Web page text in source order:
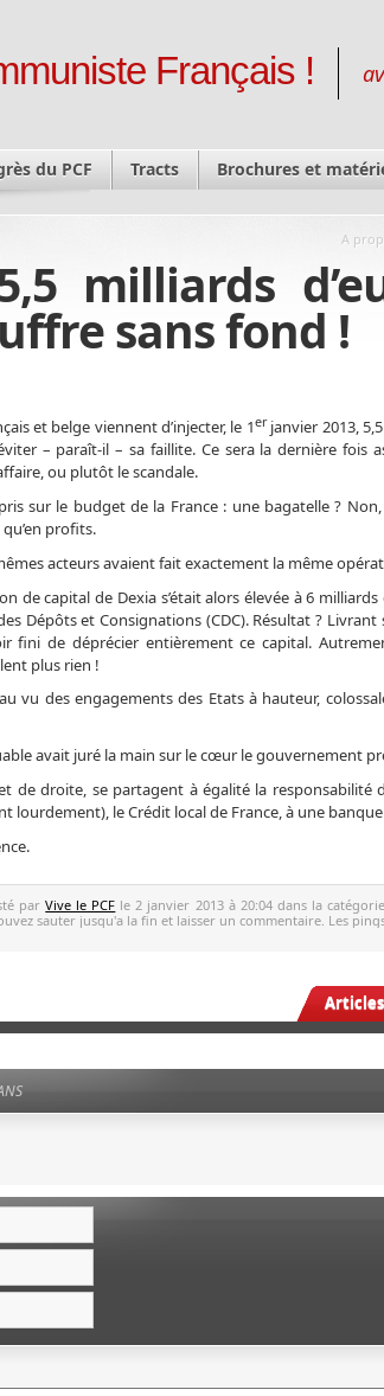
Français !
du PCF Tracts Brochures et
A
milliards
sans fond !
et belge viennent d’injecter, le 1erjanvier 2013,
– paraît-il – sa faillite. Ce sera la dernière fois
ou plutôt le scandale.
sur le budget de la France : une bagatelle ?
profits.
acteurs avaient fait exactement la même
de capital de Dexia s’était alors élevée à 6
Dépôts et Consignations (CDC). Résultat ?
fini de déprécier entièrement ce capital.
plus rien !
vu des engagements des Etats à hauteur,
avait juré la main sur le cœur le gouvernement
de droite, se partagent à égalité la responsabilité
lourdement), le Crédit local de France, à une
parVive le PCF le 2 janvier 2013 à 20:04 dans la catégorie
sauter jusqu'a la fin et laisser un commentaire. Les